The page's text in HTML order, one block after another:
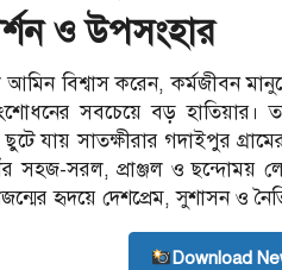
ও উপসংহার
বিশ্বাস করেন, কর্মজীবন
সবচেয়ে বড় হাতিয়ার।
যায় সাতক্ষীরার গদাইপুর
সহজ-সরল, প্রাঞ্জল ও ছন্দোময়
হৃদয়ে দেশপ্রেম, সুশাসন ও
Download